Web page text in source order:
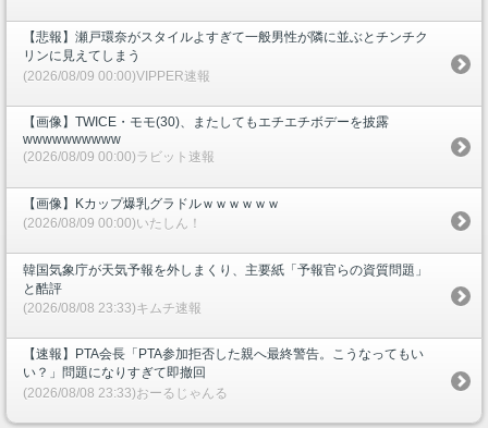
【悲報】瀬戸環奈がスタイルよすぎて一般男性が隣に並ぶとチンチク
リンに見えてしまう
(2026/08/09 00:00)VIPPER速報
【画像】TWICE・モモ(30)、またしてもエチエチボデーを披露
wwwwwwwwww
(2026/08/09 00:00)ラビット速報
【画像】Kカップ爆乳グラドルｗｗｗｗｗｗ
(2026/08/09 00:00)いたしん！
韓国気象庁が天気予報を外しまくり、主要紙「予報官らの資質問題」
と酷評
(2026/08/08 23:33)キムチ速報
【速報】PTA会長「PTA参加拒否した親へ最終警告。こうなってもい
い？」問題になりすぎて即撤回
(2026/08/08 23:33)おーるじゃんる